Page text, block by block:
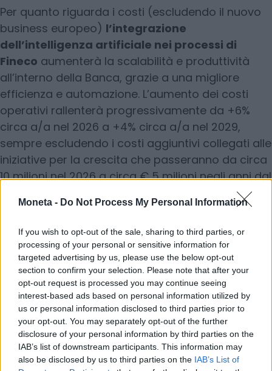
Moneta - Do Not Process My Personal Information
If you wish to opt-out of the sale, sharing to third parties, or
processing of your personal or sensitive information for
targeted advertising by us, please use the below opt-out
section to confirm your selection. Please note that after your
opt-out request is processed you may continue seeing
interest-based ads based on personal information utilized by
us or personal information disclosed to third parties prior to
your opt-out. You may separately opt-out of the further
disclosure of your personal information by third parties on the
IAB’s list of downstream participants. This information may
also be disclosed by us to third parties on the IAB’s List of
Per quanto riguarda i costi (escludendo il nuovo
business europeo) l’integrazione
dell’intelligenza artificiale nei processi di
Fineco aumenterà la scalabilità e produttività
all’interno della Banca, grazie a una migliore
efficienza e automazione. L’aumento dei costi
operativi rallenterà progressivamente da +6%
circa a/a nel 2026 a +4% circa a/a nel 2029,
sempre escludendo i costi aggiuntivi collegati alle
iniziative per la crescita che passeranno da circa
10 milioni nel 2026 a circa € 5 milioni negli anni dal
banche Piazza Affari
Condividi